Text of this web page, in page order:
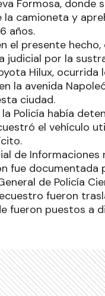
Formosa, donde
camioneta y
años.
el presente
judicial por la
Hilux, ocurrida
la avenida
ciudad.
Policía había
el vehículo
de Informaciones
fue documentada
de Policía
fueron
fueron puestos a